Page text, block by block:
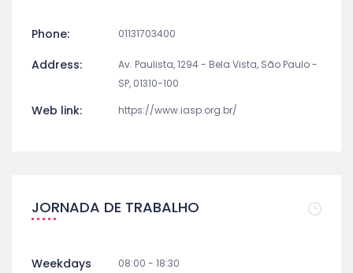
Phone: 01131703400
Address:
Av. Paulista, 1294 - Bela Vista, São Paulo -
SP, 01310-100
Web link: https://www.iasp.org.br/
JORNADA DE TRABALHO
Weekdays 08:00 - 18:30